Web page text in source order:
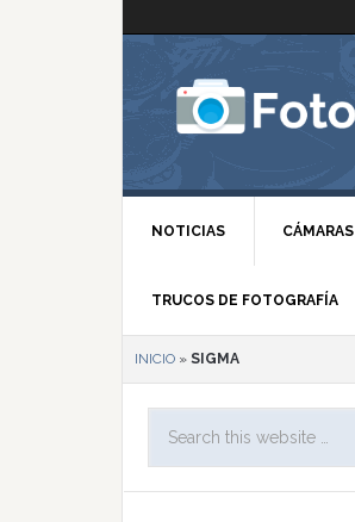
NOTICIAS CÁMARAS
TRUCOS DE FOTOGRAFÍA
INICIO » SIGMA